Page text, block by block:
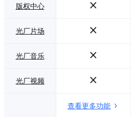
版权中心
光厂片场
光厂音乐
光厂视频
查看更多功能